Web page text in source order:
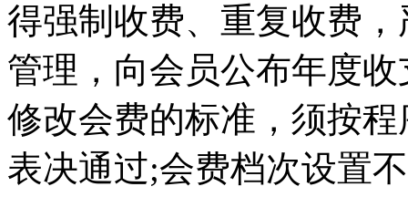
得强制收费、重复收费
管理，向会员公布年度
修改会费的标准，须按
表决通过;会费档次设置